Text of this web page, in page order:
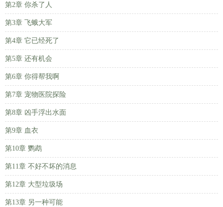
第2章 你杀了人
第3章 飞蛾大军
第4章 它已经死了
第5章 还有机会
第6章 你得帮我啊
第7章 宠物医院探险
第8章 凶手浮出水面
第9章 血衣
第10章 鹦鹉
第11章 不好不坏的消息
第12章 大型垃圾场
第13章 另一种可能